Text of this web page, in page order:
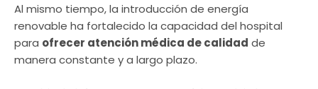
Al mismo tiempo, la introducción de energía
renovable ha fortalecido la capacidad del hospital
para ofrecer atención médica de calidad de
manera constante y a largo plazo.